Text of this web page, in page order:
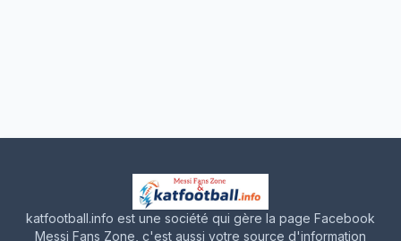
katfootball.info est une société qui gère la page Facebook
Messi Fans Zone, c'est aussi votre source d'information